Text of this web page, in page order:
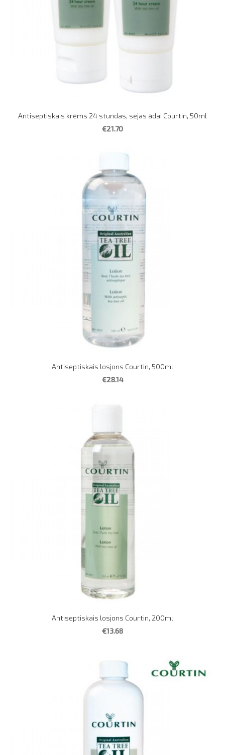
Antiseptiskais krēms 24 stundas, sejas ādai Courtin, 50ml
€21.70
Antiseptiskais losjons Courtin, 500ml
€28.14
Antiseptiskais losjons Courtin, 200ml
€13.68